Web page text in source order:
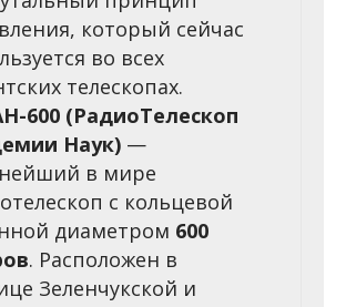
который сейчас
во всех
телескопах.
600 (РадиоТелескоп
Наук) —
в мире
с кольцевой
диаметром 600
. Расположен в
Зеленчукской и